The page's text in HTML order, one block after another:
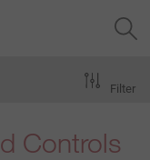
Controls
Filter